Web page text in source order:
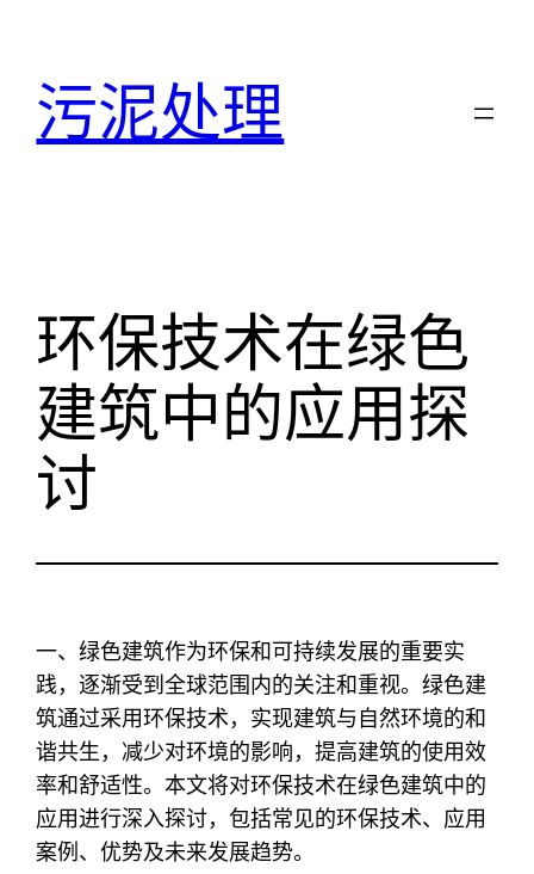
污泥处理
环保技术在绿色
建筑中的应用探
讨
一、绿色建筑作为环保和可持续发展的重要实
践，逐渐受到全球范围内的关注和重视。绿色建
筑通过采用环保技术，实现建筑与自然环境的和
谐共生，减少对环境的影响，提高建筑的使用效
率和舒适性。本文将对环保技术在绿色建筑中的
应用进行深入探讨，包括常见的环保技术、应用
案例、优势及未来发展趋势。